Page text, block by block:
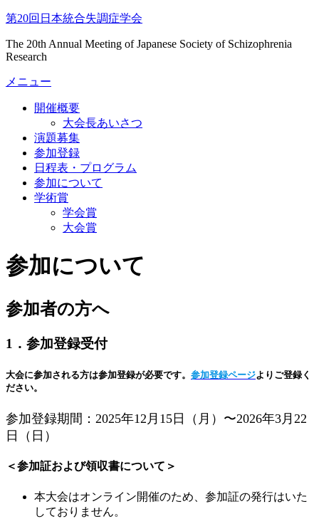
コ
テ
ン
ツ
第20回日本統合失調症学会
The 20th Annual Meeting of Japanese Society of Schizophrenia
Research
メニュー
開催概要
大会長あいさつ
演題募集
参加登録
日程表・プログラム
参加について
学術賞
学会賞
大会賞
参加について
参加者の方へ
1．参加登録受付
大会に参加される方は参加登録が必要です。 参加登録ページよりご登録く
ださい。
参加登録期間：2025年12月15日（月）〜2026年3月22
日（日）
＜参加証および領収書について＞
本大会はオンライン開催のため、参加証の発行はいた
しておりません。